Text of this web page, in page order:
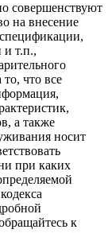
совершенствуют
на внесение
и т.п.,
что все
а также
носит
при каких
к